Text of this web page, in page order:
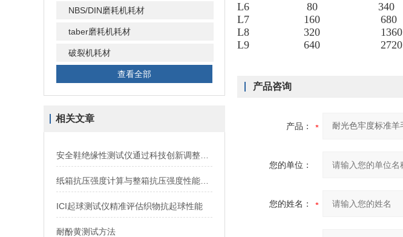
NBS/DIN磨耗机耗材
taber磨耗机耗材
破裂机耗材
查看全部
相关文章
ICI起球测试仪精准评估织物抗起球性能
耐酚黄测试方法
L6 80 340
L7 160 680
L8 320 1360
L9 640 2720
产品咨询
产品：
您的单位：
您的姓名：